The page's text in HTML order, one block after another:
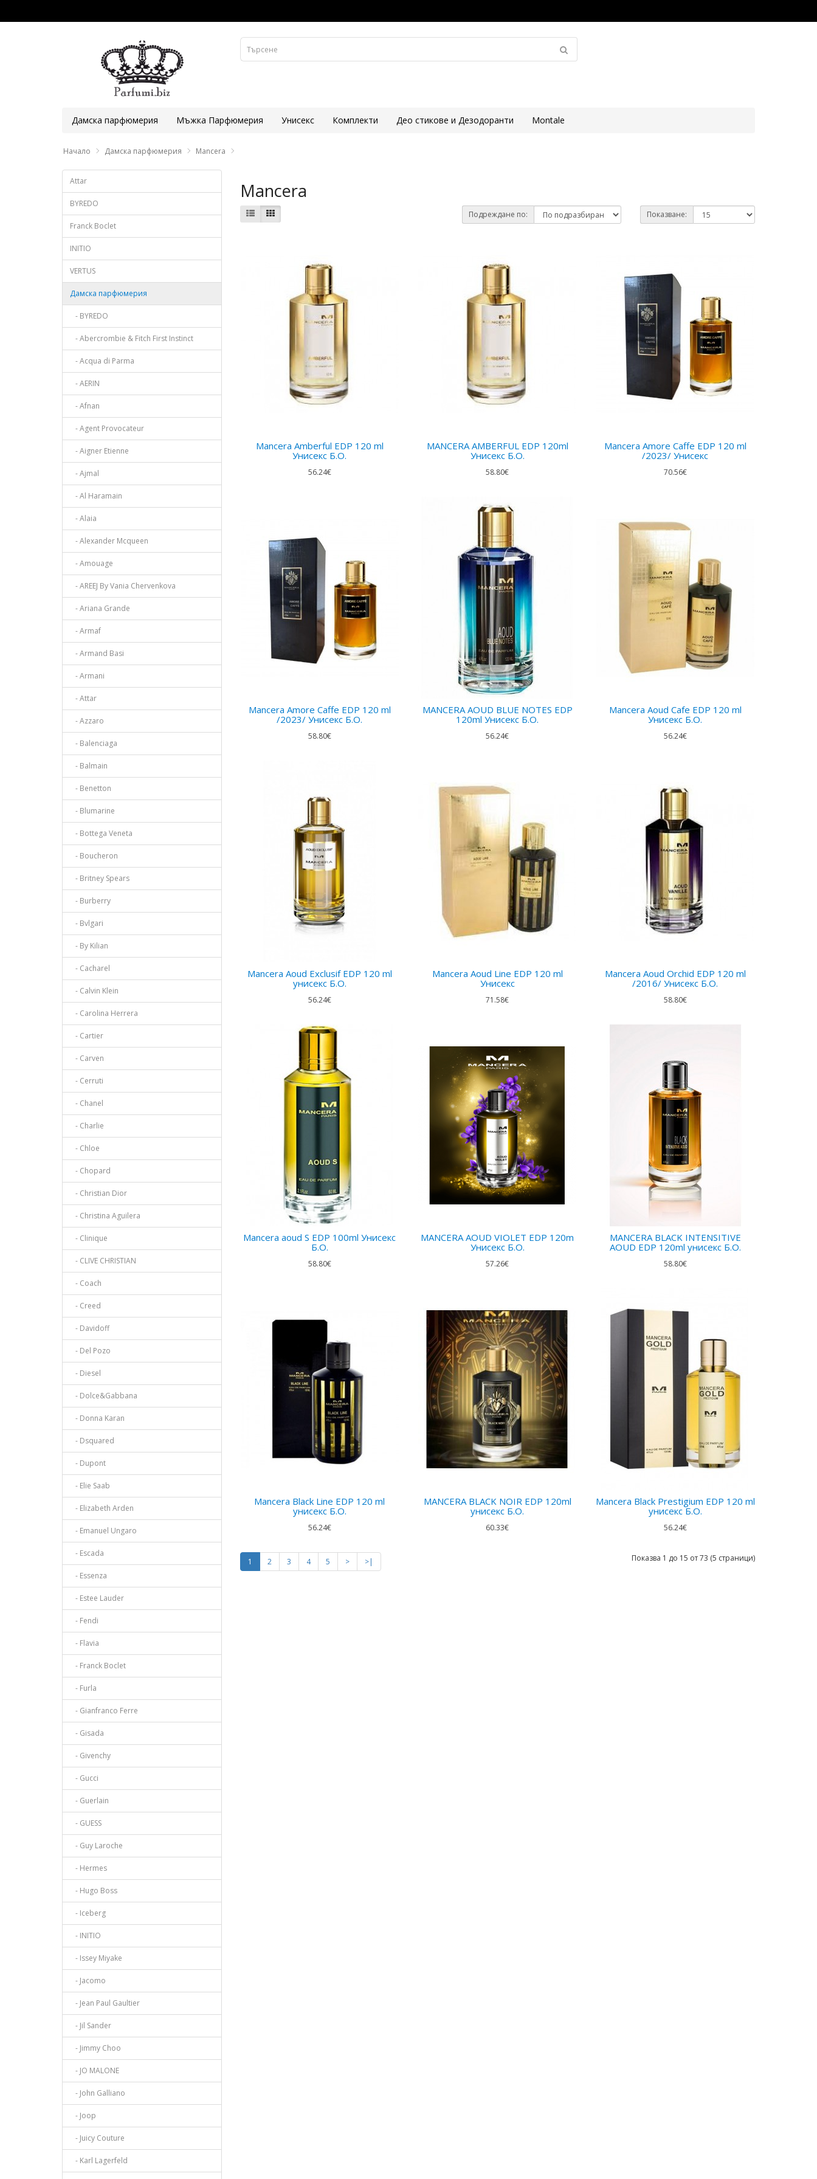
Дамска парфюмерия Мъжка Парфюмерия Унисекс Комплекти Део стикове и Дезодоранти Montale
Начало Дамска парфюмерия Mancera
Attar
BYREDO
Franck Boclet
INITIO
VERTUS
Дамска парфюмерия
- BYREDO
- Abercrombie & Fitch First Instinct
- Acqua di Parma
- AERIN
- Afnan
- Agent Provocateur
- Aigner Etienne
- Ajmal
- Al Haramain
- Alaia
- Alexander Mcqueen
- Amouage
- AREEJ By Vania Chervenkova
- Ariana Grande
- Armaf
- Armand Basi
- Armani
- Attar
- Azzaro
- Balenciaga
- Balmain
- Benetton
- Blumarine
- Bottega Veneta
- Boucheron
- Britney Spears
- Burberry
- Bvlgari
- By Kilian
- Cacharel
- Calvin Klein
- Carolina Herrera
- Cartier
- Carven
- Cerruti
- Chanel
- Charlie
- Chloe
- Chopard
- Christian Dior
- Christina Aguilera
- Clinique
- CLIVE CHRISTIAN
- Coach
- Creed
- Davidoff
- Del Pozo
- Diesel
- Dolce&Gabbana
- Donna Karan
- Dsquared
- Dupont
- Elie Saab
- Elizabeth Arden
- Emanuel Ungaro
- Escada
- Essenza
- Estee Lauder
- Fendi
- Flavia
- Franck Boclet
- Furla
- Gianfranco Ferre
- Gisada
- Givenchy
- Gucci
- Guerlain
- GUESS
- Guy Laroche
- Hermes
- Hugo Boss
- Iceberg
- INITIO
- Issey Miyake
- Jacomo
- Jean Paul Gaultier
- Jil Sander
- Jimmy Choo
- JO MALONE
- John Galliano
- Joop
- Juicy Couture
- Karl Lagerfeld
Mancera
Подреждане по: Показване:
Mancera Amberful EDP 120 ml
Унисекс Б.О.
56.24€
MANCERA AMBERFUL EDP 120ml
Унисекс Б.О.
58.80€
Mancera Amore Caffe EDP 120 ml
/2023/ Унисекс
70.56€
Mancera Amore Caffe EDP 120 ml
/2023/ Унисекс Б.О.
58.80€
MANCERA AOUD BLUE NOTES EDP
120ml Унисекс Б.О.
56.24€
Mancera Aoud Cafe EDP 120 ml
Унисекс Б.О.
56.24€
Mancera Aoud Exclusif EDP 120 ml
унисекс Б.О.
56.24€
Mancera Aoud Line EDP 120 ml
Унисекс
71.58€
Mancera Aoud Orchid EDP 120 ml
/2016/ Унисекс Б.О.
58.80€
Mancera aoud S EDP 100ml Унисекс
Б.О.
58.80€
MANCERA AOUD VIOLET EDP 120m
Унисекс Б.О.
57.26€
MANCERA BLACK INTENSITIVE
AOUD EDP 120ml унисекс Б.О.
58.80€
Mancera Black Line EDP 120 ml
унисекс Б.О.
56.24€
MANCERA BLACK NOIR EDP 120ml
унисекс Б.О.
60.33€
Mancera Black Prestigium EDP 120 ml
унисекс Б.О.
56.24€
1 2 3 4 5 > >| Показва 1 до 15 от 73 (5 страници)